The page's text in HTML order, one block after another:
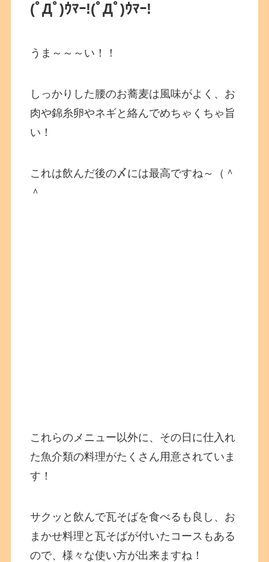
(ﾟДﾟ)ｳﾏｰ!(ﾟДﾟ)ｳﾏｰ!
うま～～～い！！
しっかりした腰のお蕎麦は風味がよく、お
肉や錦糸卵やネギと絡んでめちゃくちゃ旨
い！
これは飲んだ後の〆には最高ですね～（＾
＾
これらのメニュー以外に、その日に仕入れ
た魚介類の料理がたくさん用意されていま
す！
サクッと飲んで瓦そばを食べるも良し、お
まかせ料理と瓦そばが付いたコースもある
ので、様々な使い方が出来ますね！